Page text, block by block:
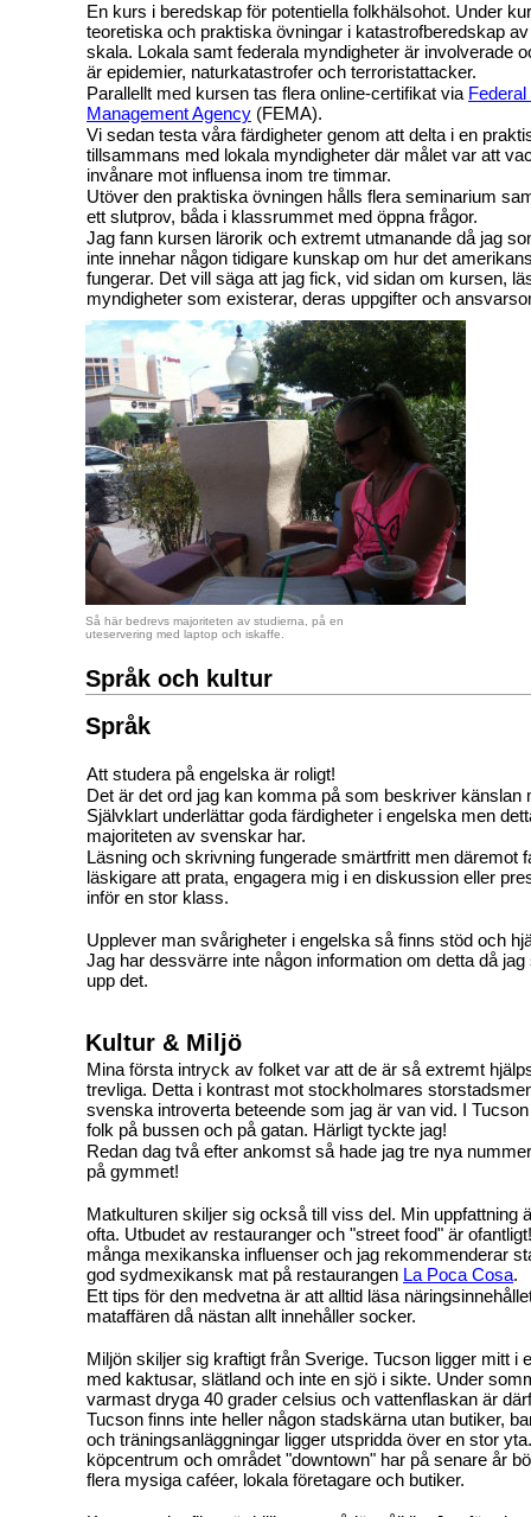
En kurs i beredskap för potentiella folkhälsohot. Under
teoretiska och praktiska övningar i katastrofberedskap
skala. Lokala samt federala myndigheter är involverade
är epidemier, naturkatastrofer och terroristattacker.
Parallellt med kursen tas flera online-certifikat via
Management Agency (FEMA).
Vi sedan testa våra färdigheter genom att delta i en
tillsammans med lokala myndigheter där målet var att
invånare mot influensa inom tre timmar.
Utöver den praktiska övningen hålls flera seminarium
ett slutprov, båda i klassrummet med öppna frågor.
Jag fann kursen lärorik och extremt utmanande då jag
inte innehar någon tidigare kunskap om hur det
fungerar. Det vill säga att jag fick, vid sidan om kursen,
myndigheter som existerar, deras uppgifter och
Så här bedrevs majoriteten av studierna, på en
uteservering med laptop och iskaffe.
Språk och kultur
Språk
Att studera på engelska är roligt!
Det är det ord jag kan komma på som beskriver känslan
Självklart underlättar goda färdigheter i engelska men
majoriteten av svenskar har.
Läsning och skrivning fungerade smärtfritt men däremot
läskigare att prata, engagera mig i en diskussion eller
inför en stor klass.
Upplever man svårigheter i engelska så finns stöd och
Jag har dessvärre inte någon information om detta då
upp det.
Kultur & Miljö
Mina första intryck av folket var att de är så extremt
trevliga. Detta i kontrast mot stockholmares
svenska introverta beteende som jag är van vid. I
folk på bussen och på gatan. Härligt tyckte jag!
Redan dag två efter ankomst så hade jag tre nya
på gymmet!
Matkulturen skiljer sig också till viss del. Min uppfattning
ofta. Utbudet av restauranger och "street food" är
många mexikanska influenser och jag rekommenderar
god sydmexikansk mat på restaurangen La Poca Cosa.
Ett tips för den medvetna är att alltid läsa
mataffären då nästan allt innehåller socker.
Miljön skiljer sig kraftigt från Sverige. Tucson ligger mitt i
med kaktusar, slätland och inte en sjö i sikte. Under
varmast dryga 40 grader celsius och vattenflaskan är
Tucson finns inte heller någon stadskärna utan butiker,
och träningsanläggningar ligger utspridda över en stor
köpcentrum och området "downtown" har på senare år
flera mysiga caféer, lokala företagare och butiker.